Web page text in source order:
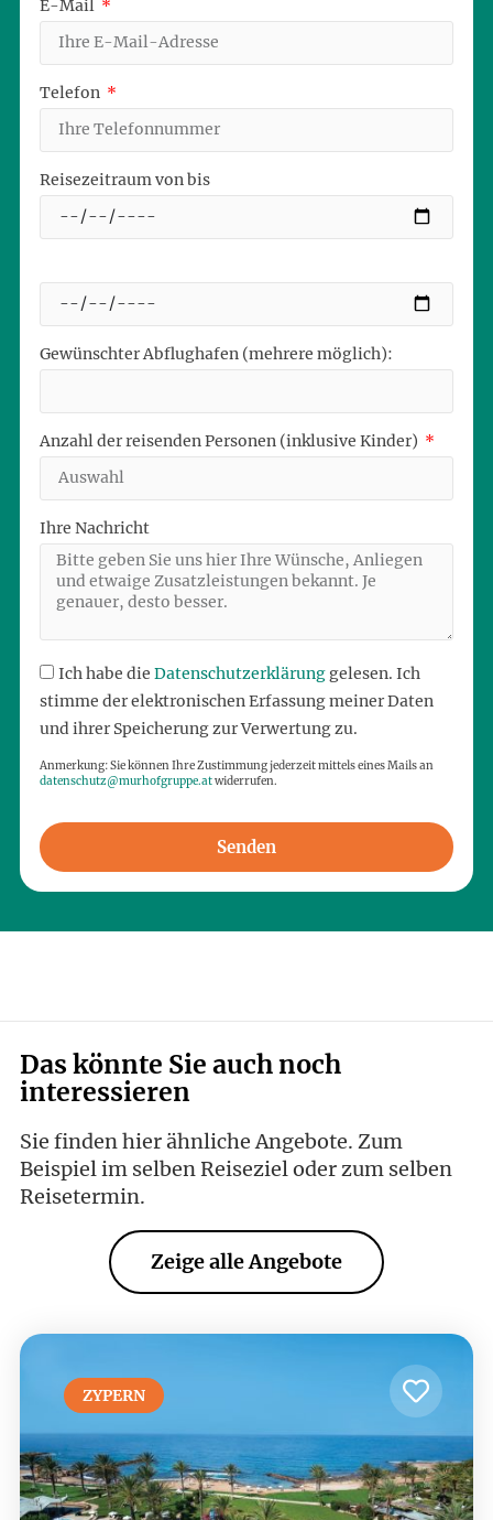
E-Mail
Telefon
Reisezeitraum von bis
Gewünschter Abflughafen (mehrere möglich):
Anzahl der reisenden Personen (inklusive Kinder)
Ihre Nachricht
Ich habe die Datenschutzerklärung gelesen. Ich
stimme der elektronischen Erfassung meiner Daten
und ihrer Speicherung zur Verwertung zu.
Anmerkung: Sie können Ihre Zustimmung jederzeit mittels eines Mails an
datenschutz@murhofgruppe.atwiderrufen.
Senden
Das könnte Sie auch noch
interessieren
Sie finden hier ähnliche Angebote. Zum
Beispiel im selben Reiseziel oder zum selben
Reisetermin.
Zeige alle Angebote
ZYPERN